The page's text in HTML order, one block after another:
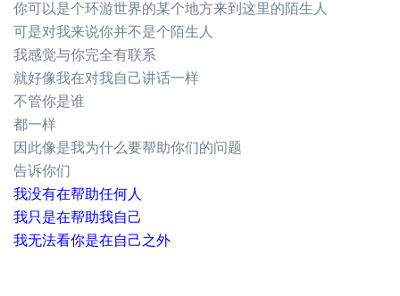
你可以是个环游世界的某个地方来到这里的陌生人
可是对我来说你并不是个陌生人
我感觉与你完全有联系
就好像我在对我自己讲话一样
不管你是谁
都一样
因此像是我为什么要帮助你们的问题
告诉你们
我没有在帮助任何人
我只是在帮助我自己
我无法看你是在自己之外